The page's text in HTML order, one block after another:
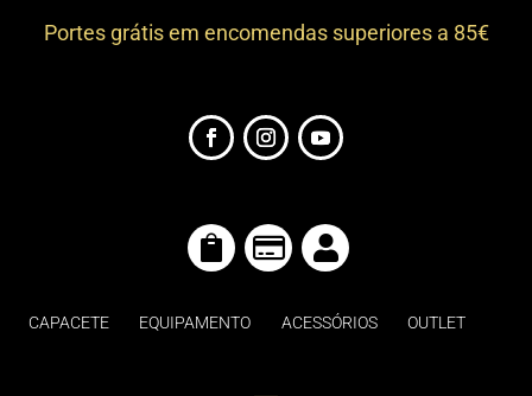
Portes grátis em encomendas superiores a 85€
  
CAPACETE EQUIPAMENTO ACESSÓRIOS OUTLET